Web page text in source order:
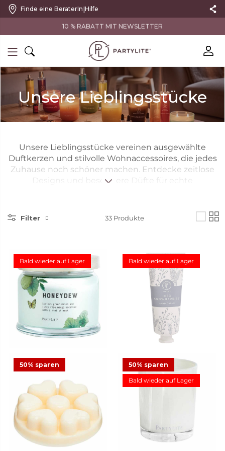
Finde eine BeraterIn|Hilfe
10 % RABATT MIT NEWSLETTER
Unsere Lieblingsstücke
Unsere Lieblingsstücke vereinen ausgewählte
Duftkerzen und stilvolle Wohnaccessoires, die jedes
Zuhause noch schöner machen. Entdecke zeitlose
Designs und besondere Düfte für echte
Filter 33 Produkte
Bald wieder auf Lager
3-Docht-Duftwachsglas
Honeydew
34,95 €
26
Bald wieder auf Lager
Handcreme Iced
Snowberries™
11,95 €
50% sparen 50% sparen
Bald wieder auf Lager
Angebot